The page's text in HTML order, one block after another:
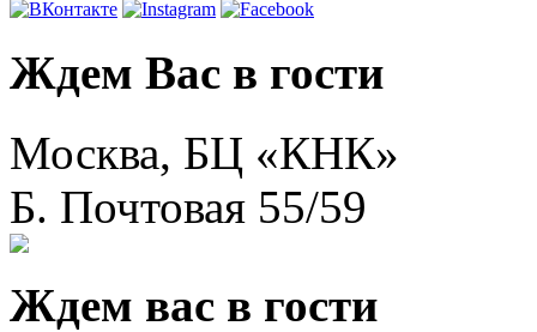
Ждем Вас в гости
Москва, БЦ «КНК»
Б. Почтовая 55/59
Ждем вас в гости